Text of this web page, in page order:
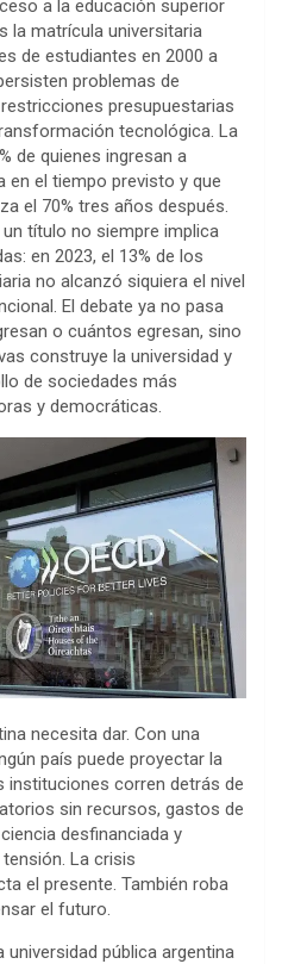
a la educación superior
la matrícula universitaria
de estudiantes en 2000 a
problemas de
presupuestarias
tecnológica. La
de quienes ingresan a
en el tiempo previsto y que
el 70% tres años después.
título no siempre implica
en 2023, el 13% de los
no alcanzó siquiera el nivel
El debate ya no pasa
o cuántos egresan, sino
construye la universidad y
de sociedades más
y democráticas.
necesita dar. Con una
país puede proyectar la
instituciones corren detrás de
sin recursos, gastos de
desfinanciada y
La crisis
el presente. También roba
el futuro.
universidad pública argentina